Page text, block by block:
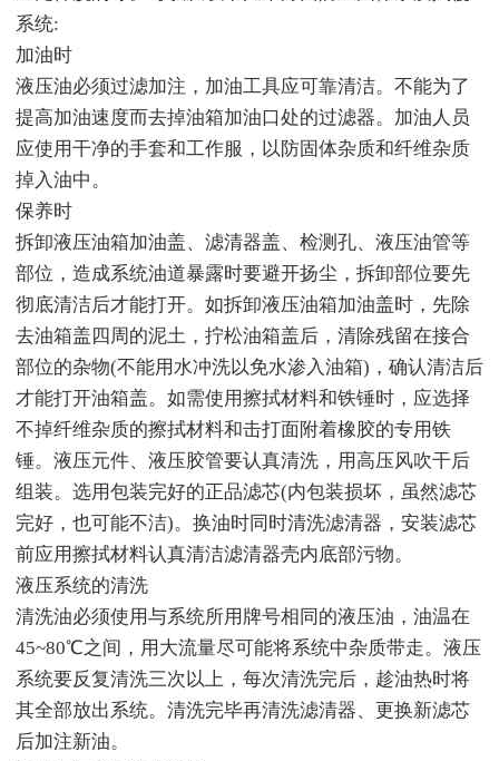
系统:
加油时
液压油必须过滤加注，加油工具应可靠清洁。不能为了
提高加油速度而去掉油箱加油口处的过滤器。加油人员
应使用干净的手套和工作服，以防固体杂质和纤维杂质
掉入油中。
保养时
拆卸液压油箱加油盖、滤清器盖、检测孔、液压油管等
部位，造成系统油道暴露时要避开扬尘，拆卸部位要先
彻底清洁后才能打开。如拆卸液压油箱加油盖时，先除
去油箱盖四周的泥土，拧松油箱盖后，清除残留在接合
部位的杂物(不能用水冲洗以免水渗入油箱)，确认清洁后
才能打开油箱盖。如需使用擦拭材料和铁锤时，应选择
不掉纤维杂质的擦拭材料和击打面附着橡胶的专用铁
锤。液压元件、液压胶管要认真清洗，用高压风吹干后
组装。选用包装完好的正品滤芯(内包装损坏，虽然滤芯
完好，也可能不洁)。换油时同时清洗滤清器，安装滤芯
前应用擦拭材料认真清洁滤清器壳内底部污物。
液压系统的清洗
清洗油必须使用与系统所用牌号相同的液压油，油温在
45~80℃之间，用大流量尽可能将系统中杂质带走。液压
系统要反复清洗三次以上，每次清洗完后，趁油热时将
其全部放出系统。清洗完毕再清洗滤清器、更换新滤芯
后加注新油。